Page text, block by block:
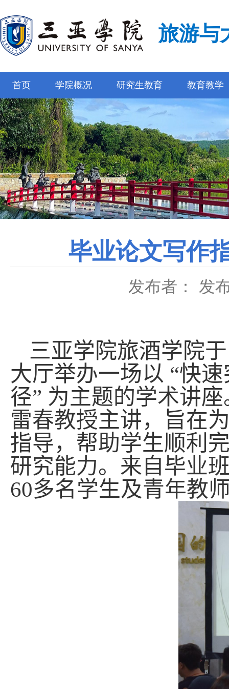
旅游与
首页 学院概况 研究生教育 教育教学
毕业论文写作
发布者： 发
三亚学院旅酒学院
大厅举办一场以 “快
径” 为主题的学术讲
雷春教授主讲，旨在
指导，帮助学生顺利
研究能力。来自毕业
60多名学生及青年教